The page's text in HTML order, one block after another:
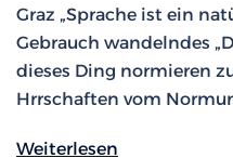
Graz „Sprache ist ein
Gebrauch wandelndes
dieses Ding normieren
Hrrschaften vom
Weiterlesen